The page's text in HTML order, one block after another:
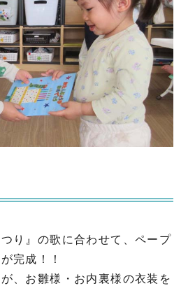
つり』の歌に合わせて、ペープ
完成！！
、お雛様・お内裏様の衣装を